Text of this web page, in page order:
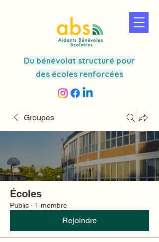
Du bénévolat structuré pour
des écoles renforcées
Groupes
Écoles
Public · 1 membre
Rejoindre